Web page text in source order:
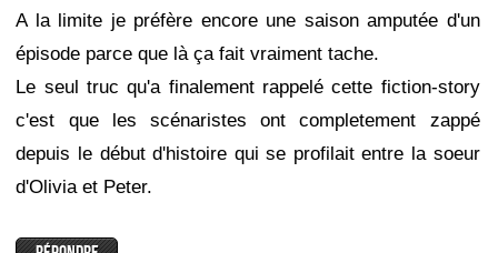
A la limite je préfère encore une saison amputée d'un
épisode parce que là ça fait vraiment tache.
Le seul truc qu'a finalement rappelé cette fiction-story
c'est que les scénaristes ont completement zappé
depuis le début d'histoire qui se profilait entre la soeur
d'Olivia et Peter.